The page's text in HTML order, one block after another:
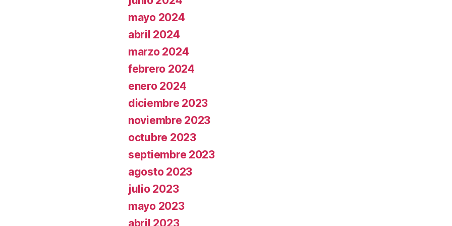
mayo 2024
abril 2024
marzo 2024
febrero 2024
enero 2024
diciembre 2023
noviembre 2023
octubre 2023
septiembre 2023
agosto 2023
julio 2023
mayo 2023
abril 2023